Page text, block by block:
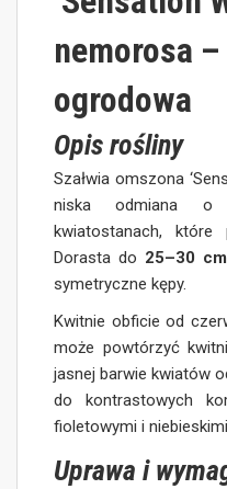
nemorosa
ogrodowa
Opis rośliny
Szałwia omszona
niska odmiana o
kwiatostanach, które
Dorasta do 25–30
symetryczne kępy.
Kwitnie obficie od
może powtórzyć
jasnej barwie kwiatów
do kontrastowych
fioletowymi i
Uprawa i